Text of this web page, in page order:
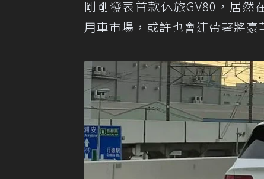
剛剛發表首款休旅GV80，居
用車市場，或許也會連帶著將豪